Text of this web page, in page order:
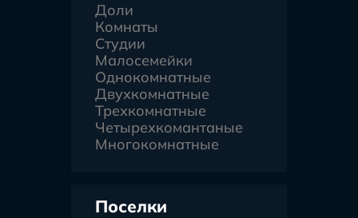
Доли
Комнаты
Студии
Малосемейки
Однокомнатные
Двухкомнатные
Трехкомнатные
Четырехкомантаные
Многокомнатные
Поселки